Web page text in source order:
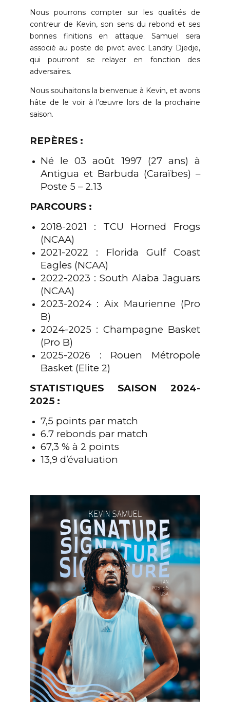
Nous pourrons compter sur les qualités de
contreur de Kevin, son sens du rebond et ses
bonnes finitions en attaque. Samuel sera
associé au poste de pivot avec Landry Djedje,
qui pourront se relayer en fonction des
adversaires.
Nous souhaitons la bienvenue à Kevin, et avons
hâte de le voir à l’œuvre lors de la prochaine
saison.
REPÈRES :
Né le 03 août 1997 (27 ans) à
Antigua et Barbuda (Caraïbes) –
Poste 5 – 2.13
PARCOURS :
2018-2021 : TCU Horned Frogs
(NCAA)
2021-2022 : Florida Gulf Coast
Eagles (NCAA)
2022-2023 : South Alaba Jaguars
(NCAA)
2023-2024 : Aix Maurienne (Pro
B)
2024-2025 : Champagne Basket
(Pro B)
2025-2026 : Rouen Métropole
Basket (Elite 2)
STATISTIQUES SAISON 2024-
2025 :
7,5 points par match
6.7 rebonds par match
67,3 % à 2 points
13,9 d’évaluation